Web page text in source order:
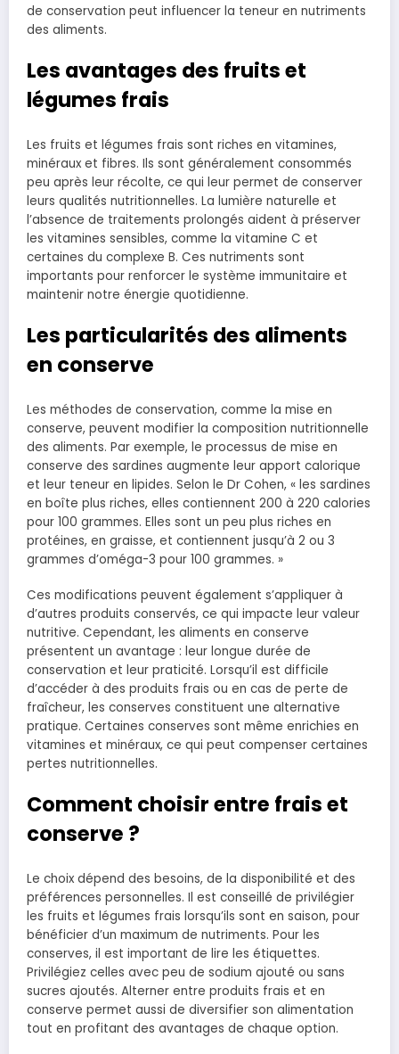
de conservation peut influencer la teneur en nutriments
des aliments.
Les avantages des fruits et
légumes frais
Les fruits et légumes frais sont riches en vitamines,
minéraux et fibres. Ils sont généralement consommés
peu après leur récolte, ce qui leur permet de conserver
leurs qualités nutritionnelles. La lumière naturelle et
l’absence de traitements prolongés aident à préserver
les vitamines sensibles, comme la vitamine C et
certaines du complexe B. Ces nutriments sont
importants pour renforcer le système immunitaire et
maintenir notre énergie quotidienne.
Les particularités des aliments
en conserve
Les méthodes de conservation, comme la mise en
conserve, peuvent modifier la composition nutritionnelle
des aliments. Par exemple, le processus de mise en
conserve des sardines augmente leur apport calorique
et leur teneur en lipides. Selon le Dr Cohen, « les sardines
en boîte plus riches, elles contiennent 200 à 220 calories
pour 100 grammes. Elles sont un peu plus riches en
protéines, en graisse, et contiennent jusqu’à 2 ou 3
grammes d’oméga-3 pour 100 grammes. »
Ces modifications peuvent également s’appliquer à
d’autres produits conservés, ce qui impacte leur valeur
nutritive. Cependant, les aliments en conserve
présentent un avantage : leur longue durée de
conservation et leur praticité. Lorsqu’il est difficile
d’accéder à des produits frais ou en cas de perte de
fraîcheur, les conserves constituent une alternative
pratique. Certaines conserves sont même enrichies en
vitamines et minéraux, ce qui peut compenser certaines
pertes nutritionnelles.
Comment choisir entre frais et
conserve ?
Le choix dépend des besoins, de la disponibilité et des
préférences personnelles. Il est conseillé de privilégier
les fruits et légumes frais lorsqu’ils sont en saison, pour
bénéficier d’un maximum de nutriments. Pour les
conserves, il est important de lire les étiquettes.
Privilégiez celles avec peu de sodium ajouté ou sans
sucres ajoutés. Alterner entre produits frais et en
conserve permet aussi de diversifier son alimentation
tout en profitant des avantages de chaque option.